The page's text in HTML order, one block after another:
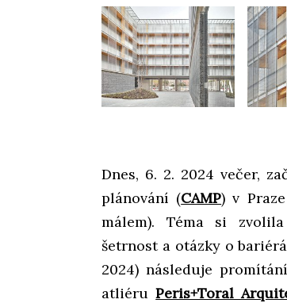
Dnes, 6. 2. 2024 večer,
plánování (CAMP) v
málem). Téma si
šetrnost a otázky o
2024) následuje
atliéruPeris+Toral